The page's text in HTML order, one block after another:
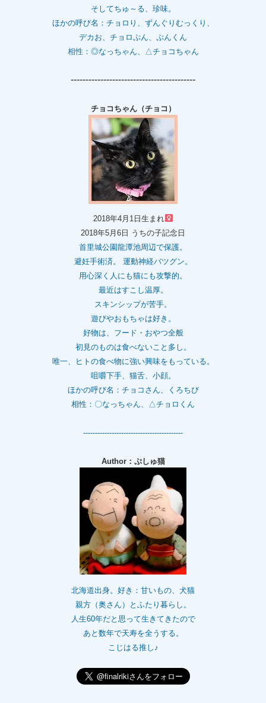
そしてちゅ～る、珍味。
ほかの呼び名：チョロり、ずんぐりむっくり、
デカお、チョロぷん、ぷんくん
相性： ◎なっちゃん、△チョコちゃん
------------------------------------------
チョコちゃん（チョコ）
2018年4月1日生まれ
2018年5月6日 うちの子記念日
首里城公園龍潭池周辺で保護。
避妊手術済。 運動神経バツグン。
用心深く人にも猫にも攻撃的。
最近はすこし温厚。
スキンシップが苦手。
遊びやおもちゃは好き。
好物は、フード・おやつ全般
初見のものは食べないこと多し。
唯一、ヒトの食べ物に強い興味をもっている。
咀嚼下手、猫舌、小顔。
ほかの呼び名：チョコさん、くろちび
相性：〇なっちゃん、△チョロくん
------------------------------------------
Author：ぷしゅ猫
北海道出身。好き：甘いもの、犬猫
親方（奥さん）とふたり暮らし。
人生60年だと思って生きてきたので
あと数年で天寿を全うする。
こじはる推し♪